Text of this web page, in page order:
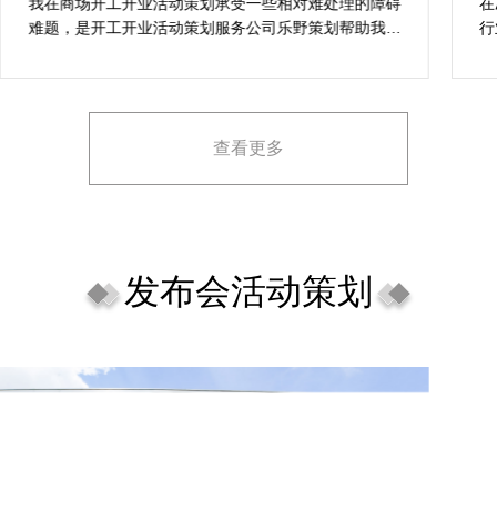
案精选
难题，是开工开业活动策划服务公司乐野策划帮助我完
场开工开业活动策划堪称完美，下次有计划还会选择乐
查看更多
发布会活动策划